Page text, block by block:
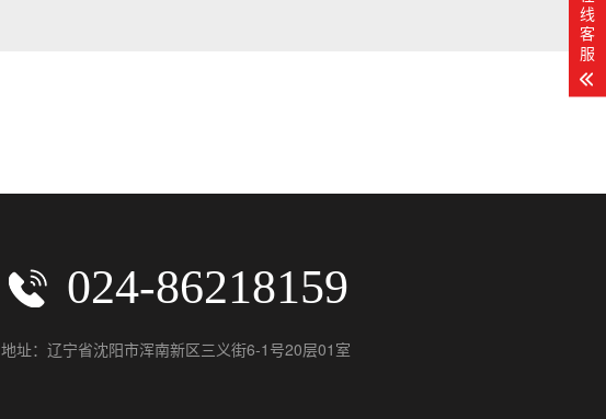
024-86218159
地址：辽宁省沈阳市浑南新区三义街6-1号20层01室
线
客
服